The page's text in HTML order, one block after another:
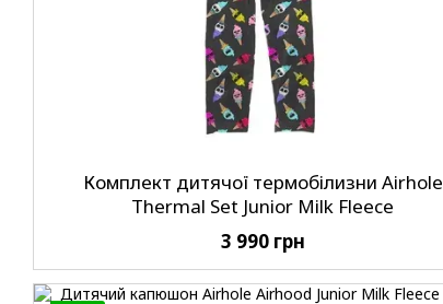
Комплект дитячої термобілизни Airhole
Thermal Set Junior Milk Fleece
3 990 грн